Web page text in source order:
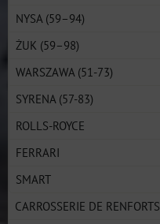
NYSA (59–94)
ŻUK (59–98)
WARSZAWA (51-73)
SYRENA (57-83)
ROLLS-ROYCE
FERRARI
SMART
CARROSSERIE DE RENFORTS